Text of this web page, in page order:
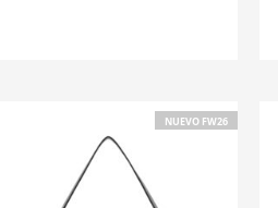
NUEVO FW26